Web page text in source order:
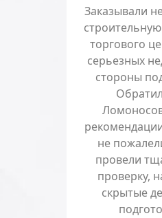
Заказывали
торгового
серьезных
стороны
не
провели
проверку,
скрытые